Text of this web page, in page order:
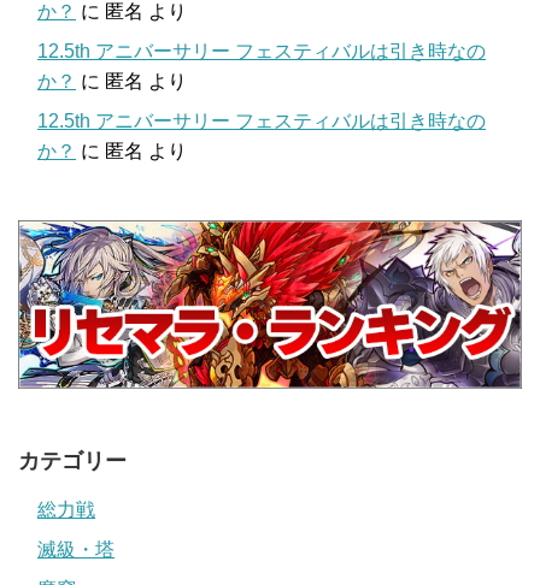
か？ に 匿名 より
12.5th アニバーサリー フェスティバルは引き時なの
か？ に 匿名 より
12.5th アニバーサリー フェスティバルは引き時なの
か？ に 匿名 より
カテゴリー
総力戦
滅級・塔